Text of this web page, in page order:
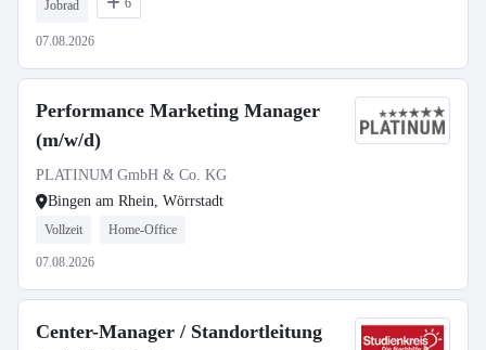
Jobrad 6
07.08.2026
Performance Marketing Manager
(m/w/d)
PLATINUM GmbH & Co. KG
Bingen am Rhein, Wörrstadt
Vollzeit Home-Office
07.08.2026
Center-Manager / Standortleitung